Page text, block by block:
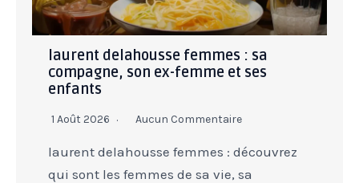
laurent delahousse femmes : sa
compagne, son ex-femme et ses
enfants
1 Août 2026 Aucun Commentaire
laurent delahousse femmes : découvrez
qui sont les femmes de sa vie, sa